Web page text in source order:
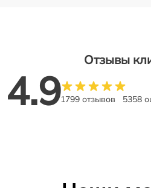
Отзывы
4.91799 отзывов 5358